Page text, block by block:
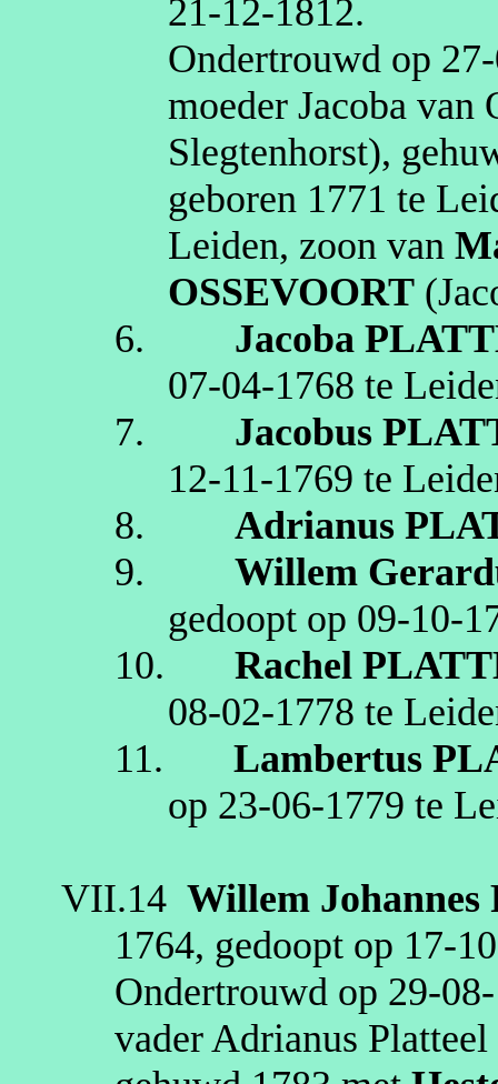
21‑12‑1812.
Ondertrouwd op
moeder Jacoba van
Slegtenhorst),
geboren 1771 te
Leiden, zoon van
OSSEVOORT
6.
Jacoba
07‑04‑1768 te
7.
Jacobus
12‑11‑1769 te
8.
Adrianus
9.
Willem
gedoopt op
10.
Rachel
08‑02‑1778 te
11.
Lambertus
op 23‑06‑1779 te
VII.14 Willem Johannes
1764, gedoopt op
Ondertrouwd op
vader Adrianus Platteel